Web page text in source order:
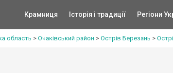
Крамниця Історія і традиції Регіони
область > Очаківський район > Острів Березань >